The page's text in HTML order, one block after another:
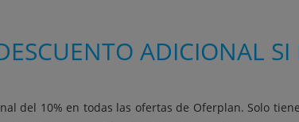
ADICIONAL SI
del 10% en todas las ofertas de Oferplan. Solo